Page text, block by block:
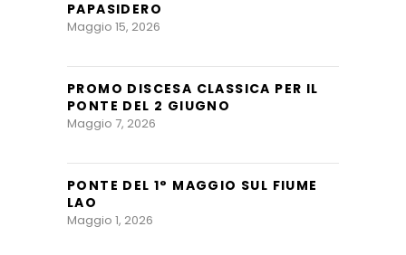
PAPASIDERO
Maggio 15, 2026
PROMO DISCESA CLASSICA PER IL
PONTE DEL 2 GIUGNO
Maggio 7, 2026
PONTE DEL 1° MAGGIO SUL FIUME
LAO
Maggio 1, 2026